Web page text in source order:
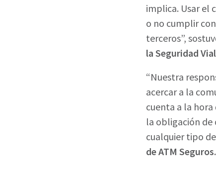
implica. Usar el
o no cumplir
terceros”,
la Seguridad
“Nuestra
acercar a la
cuenta a la
la obligación de
cualquier tipo
de ATM Seguros.